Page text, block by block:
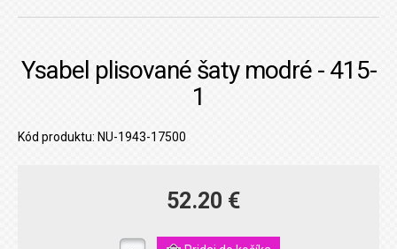
Ysabel plisované šaty modré - 415-
1
Kód produktu: NU-1943-17500
52.20 €